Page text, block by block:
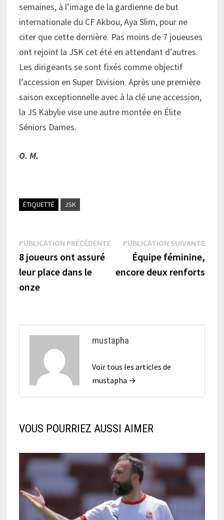
semaines, à l’image de la gardienne de but
internationale du CF Akbou, Aya Slim, pour ne
citer que cette dernière. Pas moins de 7 joueuses
ont rejoint la JSK cet été en attendant d’autres.
Les dirigeants se sont fixés comme objectif
l’accession en Super Division. Après une première
saison exceptionnelle avec à la clé une accession,
la JS Kabylie vise une autre montée en Élite
Séniors Dames.
O. M.
ÉTIQUETTÉ JSK
Navigation
de
l’article
PUBLICATION PRÉCÉDENTEPublication
précédente :
8 joueurs ont assuré
leur place dans le
onze
PUBLICATION SUIVANTE
Équipe féminine,
encore deux renforts
mustapha
Voir tous les articles de
mustapha →
VOUS POURRIEZ AUSSI AIMER